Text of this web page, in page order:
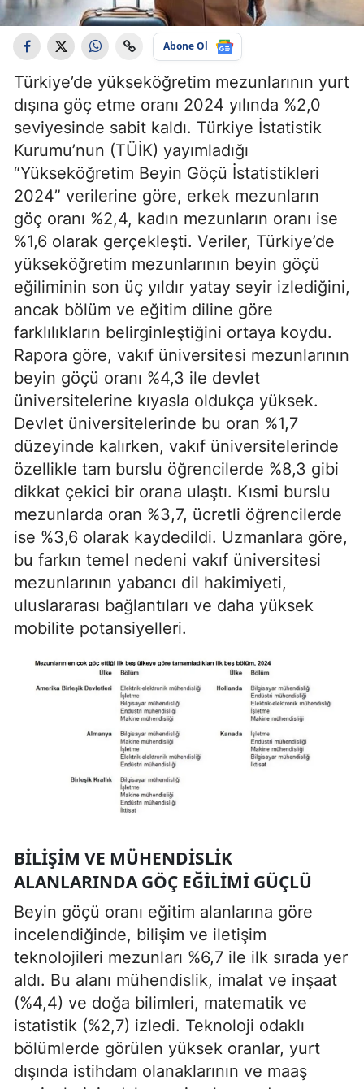
Abone Ol
Türkiye’de yükseköğretim mezunlarının yurt
dışına göç etme oranı 2024 yılında %2,0
seviyesinde sabit kaldı. Türkiye İstatistik
Kurumu’nun (TÜİK) yayımladığı
“Yükseköğretim Beyin Göçü İstatistikleri
2024” verilerine göre, erkek mezunların
göç oranı %2,4, kadın mezunların oranı ise
%1,6 olarak gerçekleşti. Veriler, Türkiye’de
yükseköğretim mezunlarının beyin göçü
eğiliminin son üç yıldır yatay seyir izlediğini,
ancak bölüm ve eğitim diline göre
farklılıkların belirginleştiğini ortaya koydu.
Rapora göre, vakıf üniversitesi mezunlarının
beyin göçü oranı %4,3 ile devlet
üniversitelerine kıyasla oldukça yüksek.
Devlet üniversitelerinde bu oran %1,7
düzeyinde kalırken, vakıf üniversitelerinde
özellikle tam burslu öğrencilerde %8,3 gibi
dikkat çekici bir orana ulaştı. Kısmi burslu
mezunlarda oran %3,7, ücretli öğrencilerde
ise %3,6 olarak kaydedildi. Uzmanlara göre,
bu farkın temel nedeni vakıf üniversitesi
mezunlarının yabancı dil hakimiyeti,
uluslararası bağlantıları ve daha yüksek
mobilite potansiyelleri.
BILIŞIM VE MÜHENDISLIK
ALANLARINDA GÖÇ EĞILIMI GÜÇLÜ
Beyin göçü oranı eğitim alanlarına göre
incelendiğinde, bilişim ve iletişim
teknolojileri mezunları %6,7 ile ilk sırada yer
aldı. Bu alanı mühendislik, imalat ve inşaat
(%4,4) ve doğa bilimleri, matematik ve
istatistik (%2,7) izledi. Teknoloji odaklı
bölümlerde görülen yüksek oranlar, yurt
dışında istihdam olanaklarının ve maaş